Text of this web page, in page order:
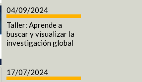
04/09/2024
Taller: Aprende a
buscar y visualizar la
investigación global
17/07/2024